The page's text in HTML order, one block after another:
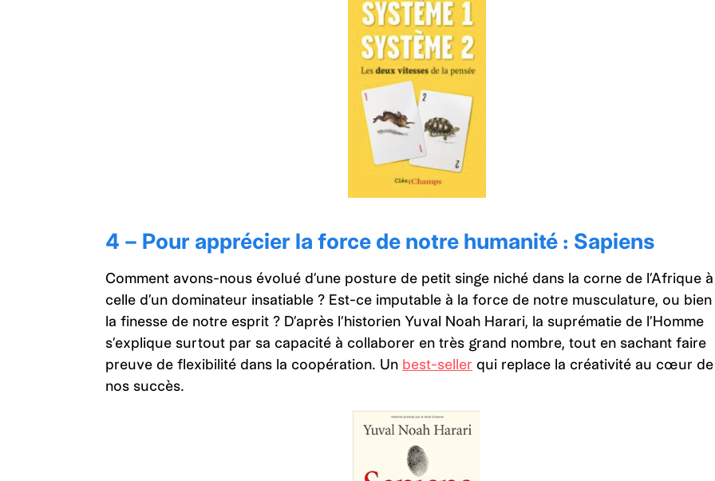
4 – Pour apprécier la force de notre humanité : Sapiens
Comment avons-nous évolué d’une posture de petit singe niché dans la corne de l’Afrique à
celle d’un dominateur insatiable ? Est-ce imputable à la force de notre musculature, ou bien
la finesse de notre esprit ? D’après l’historien Yuval Noah Harari, la suprématie de l’Homme
s’explique surtout par sa capacité à collaborer en très grand nombre, tout en sachant faire
preuve de flexibilité dans la coopération. Un best-seller qui replace la créativité au cœur de
nos succès.